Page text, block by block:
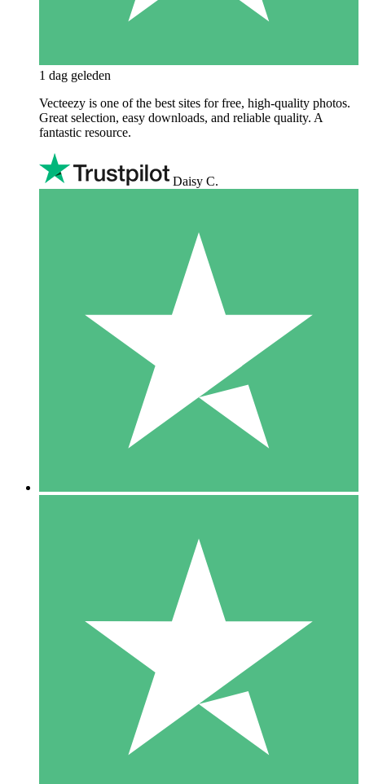
1 dag geleden
Vecteezy is one of the best sites for free, high‑quality photos.
Great selection, easy downloads, and reliable quality. A
fantastic resource.
Daisy C.